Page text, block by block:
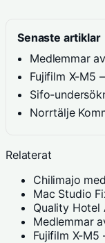
Senaste artiklar
Medlemmar
Fujifilm X-M5
Sifo-
Norrtälje
Relaterat
Chilimajo
Mac Studio
Quality Hotel
Medlemmar
Fujifilm X-M5